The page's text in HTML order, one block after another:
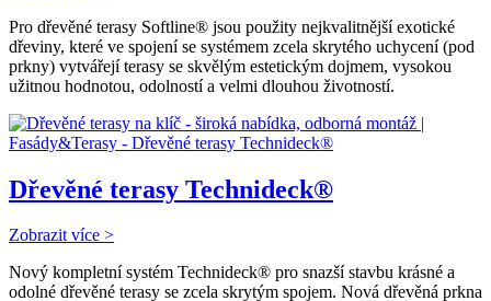
Pro dřevěné terasy Softline® jsou použity nejkvalitnější exotické
dřeviny, které ve spojení se systémem zcela skrytého uchycení (pod
prkny) vytvářejí terasy se skvělým estetickým dojmem, vysokou
užitnou hodnotou, odolností a velmi dlouhou životností.
Dřevěné terasy Technideck®
Zobrazit více >
Nový kompletní systém Technideck® pro snazší stavbu krásné a
odolné dřevěné terasy se zcela skrytým spojem. Nová dřevěná prkna